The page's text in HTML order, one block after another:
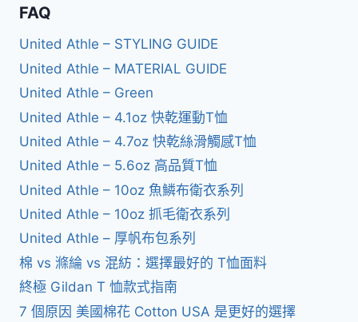
FAQ
United Athle – STYLING GUIDE
United Athle – MATERIAL GUIDE
United Athle – Green
United Athle – 4.1oz 快乾運動T恤
United Athle – 4.7oz 快乾絲滑觸感T恤
United Athle – 5.6oz 高品質T恤
United Athle – 10oz 魚鱗布衛衣系列
United Athle – 10oz 抓毛衛衣系列
United Athle – 厚帆布包系列
棉 vs 滌綸 vs 混紡：選擇最好的 T恤面料
終極 Gildan T 恤款式指南
7 個原因 美國棉花 Cotton USA 是更好的選擇